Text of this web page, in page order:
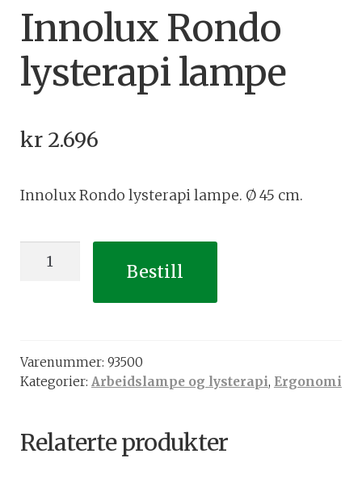
Innolux Rondo
lysterapi lampe
kr2.696
Innolux Rondo lysterapi lampe. Ø 45 cm.
Innolux
Bestill
Varenummer: 93500
Kategorier: Arbeidslampe og lysterapi, Ergonomi
Relaterte produkter